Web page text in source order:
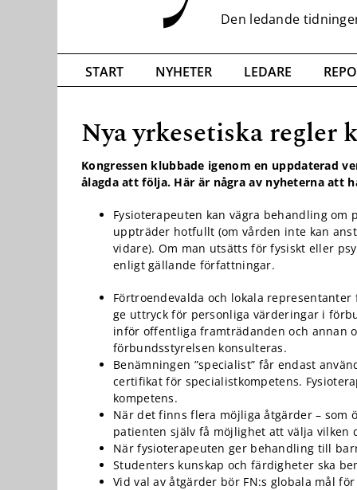
START NYHETER LEDARE
Nya yrkesetiska regler
Kongressen klubbade igenom en uppdaterad
ålagda att följa. Här är några av nyheterna att
Fysioterapeuten kan vägra behandling
uppträder hotfullt (om vården inte kan
vidare). Om man utsätts för fysiskt eller
enligt gällande författningar.
Förtroendevalda och lokala
ge uttryck för personliga värderingar i
inför offentliga framträdanden och annan
förbundsstyrelsen konsulteras.
Benämningen ”specialist” får endast
certifikat för specialistkompetens.
kompetens.
När det finns flera möjliga åtgärder – som
patienten själv få möjlighet att välja vilken
När fysioterapeuten ger behandling till
Studenters kunskap och färdigheter ska
Vid val av åtgärder bör FN:s globala mål
Dessa kakor